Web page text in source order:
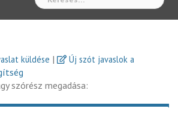
küldése |
Új szót javaslok a
szórész megadása: